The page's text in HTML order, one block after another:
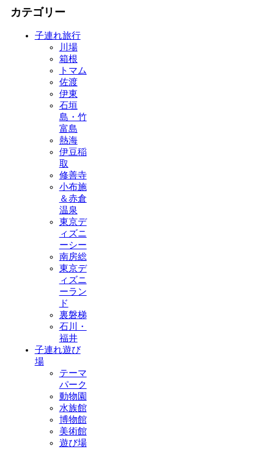
カテゴリー
子連れ旅行
川場
箱根
トマム
佐渡
伊東
石垣
島・竹
富島
熱海
伊豆稲
取
修善寺
小布施
＆赤倉
温泉
東京デ
ィズニ
ーシー
南房総
東京デ
ィズニ
ーラン
ド
裏磐梯
石川・
福井
子連れ遊び
場
テーマ
パーク
動物園
水族館
博物館
美術館
遊び場